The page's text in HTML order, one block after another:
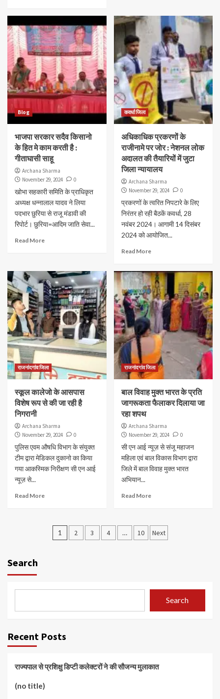
Blog
भाजपा सरकार सदैव किसानो
के हित मे काम करती है :
गीताघासी साहू
Archana Sharma
November 29, 2024
0
खोभा सहकारी समिति के प्राधिकृत
अध्यक्ष धन्नालाल यादव ने लिया
पदभार छुरिया से राजू मंडावी की
रिपोर्ट। छुरिया=आदिम जाति सेवा...
Read More
कवर्धा जिला
अधिकाधिक प्रकरणों के
राजीनामे पर जोर : नेशनल लोक
अदालत की तैयारियों में जुटा
जिला न्यायालय
Archana Sharma
November 29, 2024
0
प्रकरणों के त्वरित निपटारे के लिए
निरंतर हो रही बैठकें कवर्धा, 28
नवंबर 2024। आगामी 14 दिसंबर
2024 को आयोजित...
Read More
राजनांदगांव जिला
स्कूल कालेजो के आसपास
विशेष रूप से की जा रही है
निगरानी
Archana Sharma
November 29, 2024
0
पुलिस एवम औषधि विभाग के संयुक्त
टीम द्वारा मेडिकल दुकानो का किया
गया आकस्मिक निरीक्षण सी एन आई
न्यूज़ से...
Read More
राजनांदगांव जिला
बाल विवाह मुक्त भारत के प्रति
जागरूकता फैलाकर दिलाया जा
रहा शपथ
Archana Sharma
November 29, 2024
0
सी एन आई न्यूज़ से संजू महाजन
महिला एवं बाल विकास विभाग द्वारा
जिले में बाल विवाह मुक्त भारत
अभियान...
Read More
Posts
1 2 3 4 … 10 Next
Search
Search
Recent Posts
राज्यपाल से प्रशिक्षु डिप्टी कलेक्टरों ने की सौजन्य मुलाकात
(no title)